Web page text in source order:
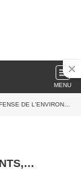
MENU
ONT LE DROIT DE SAVOIR ET LE POUVOIR DE DIRE NON